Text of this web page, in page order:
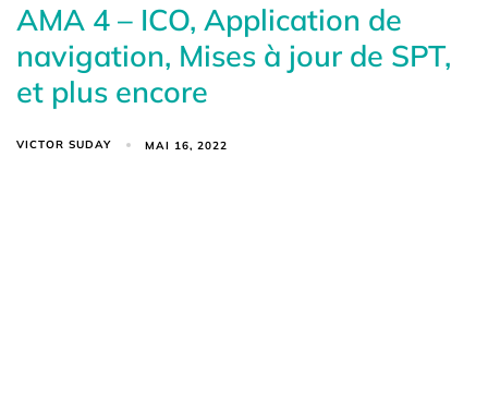
AMA 4 – ICO, Application de
navigation, Mises à jour de SPT,
et plus encore
VICTOR SUDAY MAI 16, 2022